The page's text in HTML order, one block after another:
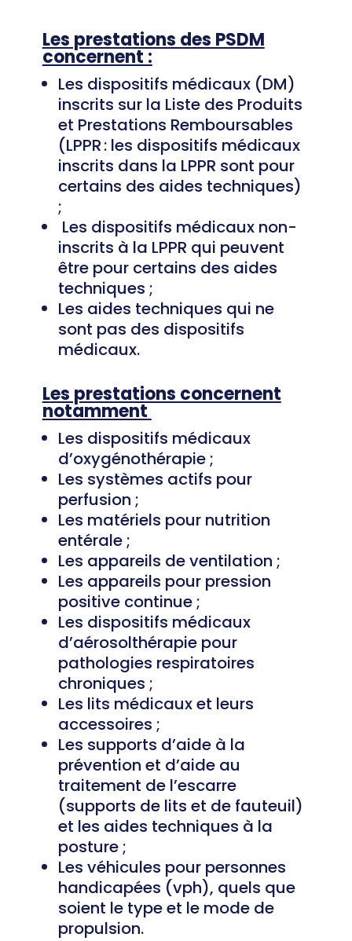
Les prestations des PSDM
concernent :
Les dispositifs médicaux (DM)
inscrits sur la Liste des Produits
et Prestations Remboursables
(LPPR : les dispositifs médicaux
inscrits dans la LPPR sont pour
certains des aides techniques)
;
Les dispositifs médicaux non-
inscrits à la LPPR qui peuvent
être pour certains des aides
techniques ;
Les aides techniques qui ne
sont pas des dispositifs
médicaux.
Les prestations concernent
notamment
Les dispositifs médicaux
d’oxygénothérapie ;
Les systèmes actifs pour
perfusion ;
Les matériels pour nutrition
entérale ;
Les appareils de ventilation ;
Les appareils pour pression
positive continue ;
Les dispositifs médicaux
d’aérosolthérapie pour
pathologies respiratoires
chroniques ;
Les lits médicaux et leurs
accessoires ;
Les supports d’aide à la
prévention et d’aide au
traitement de l’escarre
(supports de lits et de fauteuil)
et les aides techniques à la
posture ;
Les véhicules pour personnes
handicapées (vph), quels que
soient le type et le mode de
propulsion.